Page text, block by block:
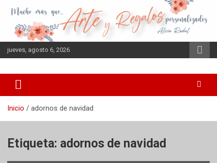
contenido
jueves, agosto 6, 2026
Inicio adornos de navidad
Etiqueta: adornos de navidad